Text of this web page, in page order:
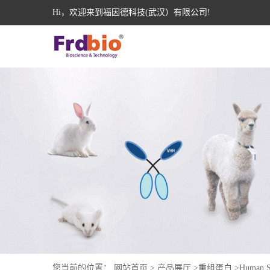
Hi，欢迎来到福因德科技(武汉）有限公司!
您当前的位置： 网站首页 > 产品展厅 >重组蛋白 >Human